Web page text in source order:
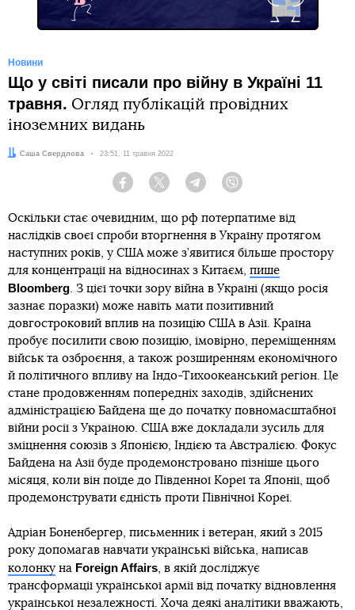
Новини
Що у світі писали про війну в Україні 11
травня. Огляд публікацій провідних
іноземних видань
Автор:
Саша Свердлова Дата:
23:51, 11 травня 2022
Facebook Twitter Telegram
Оскільки стає очевидним, що рф потерпатиме від
наслідків своєї спроби вторгнення в Україну протягом
наступних років, у США може з’явитися більше простору
для концентрації на відносинах з Китаєм, пише
Bloomberg. З цієї точки зору війна в Україні (якщо росія
зазнає поразки) може навіть мати позитивний
довгостроковий вплив на позицію США в Азії. Країна
пробує посилити свою позицію, імовірно, переміщенням
військ та озброєння, а також розширенням економічного
й політичного впливу на Індо-Тихоокеанський регіон. Це
стане продовженням попередніх заходів, здійснених
адміністрацією Байдена ще до початку повномасштабної
війни росії з Україною. США вже докладали зусиль для
зміцнення союзів з Японією, Індією та Австралією. Фокус
Байдена на Азії буде продемонстровано пізніше цього
місяця, коли він поїде до Південної Кореї та Японії, щоб
продемонструвати єдність проти Північної Кореї.
Адріан Боненбергер, письменник і ветеран, який з 2015
року допомагав навчати українські війська, написав
колонку на Foreign Affairs, в якій досліджує
трансформації української армії від початку відновлення
української незалежності. Хоча деякі аналітики вважають,